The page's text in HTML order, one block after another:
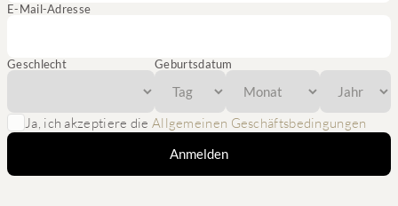
E-Mail-Adresse
Geschlecht Geburtsdatum
Ja, ich akzeptiere die Allgemeinen Geschäftsbedingungen
Anmelden